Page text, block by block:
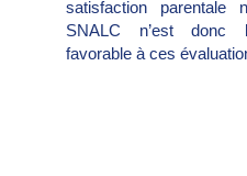
satisfaction parentale
SNALC n’est donc
favorable à ces